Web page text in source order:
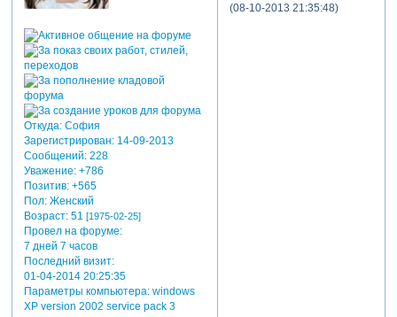
Откуда:София
Зарегистрирован: 14-09-2013
Сообщений:228
Уважение: +786
Позитив: +565
Пол:Женский
Возраст:51 [1975-02-25]
Провел на форуме:
7 дней 7 часов
Последний визит:
01-04-2014 20:25:35
Параметры компьютера:windows
XP version 2002 service pack 3
(08-10-2013 21:35:48)